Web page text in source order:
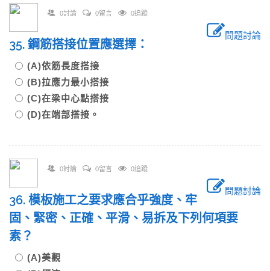
0討論 0留言 0追蹤
問題討論
35. 鋼筋搭接位置應選擇：
(A)依筋長度搭接
(B)拉應力最小搭接
(C)在梁中心點搭接
(D)在端部搭接。
0討論 0留言 0追蹤
問題討論
36. 模板施工之要求應合乎強度、牢
固、緊密、正確、平滑、易拆及下列何項要
素？
(A)美觀